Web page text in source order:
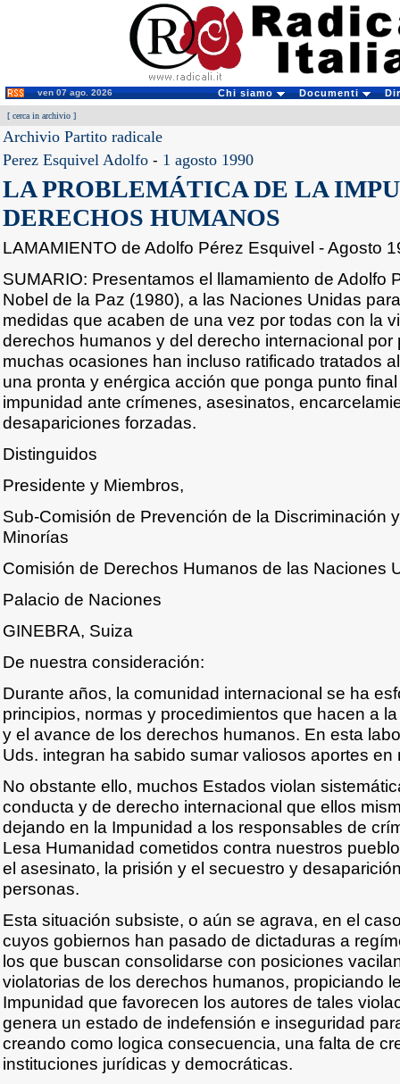
ven 07 ago. 2026 Chi siamo Documenti
[ cerca in archivio ]
Archivio Partito radicale
Perez Esquivel Adolfo - 1 agosto 1990
LA PROBLEMÁTICA DE LA
DERECHOS HUMANOS
LAMAMIENTO de Adolfo Pérez Esquivel - Agosto
SUMARIO: Presentamos el llamamiento de Adolfo
Nobel de la Paz (1980), a las Naciones Unidas
medidas que acaben de una vez por todas con la
derechos humanos y del derecho internacional
muchas ocasiones han incluso ratificado tratados
una pronta y enérgica acción que ponga punto
impunidad ante crímenes, asesinatos,
desapariciones forzadas.
Distinguidos
Presidente y Miembros,
Sub-Comisión de Prevención de la Discriminación
Minorías
Comisión de Derechos Humanos de las Naciones
Palacio de Naciones
GINEBRA, Suiza
De nuestra consideración:
Durante años, la comunidad internacional se ha
principios, normas y procedimientos que hacen a
y el avance de los derechos humanos. En esta
Uds. integran ha sabido sumar valiosos aportes
No obstante ello, muchos Estados violan
conducta y de derecho internacional que ellos
dejando en la Impunidad a los responsables de
Lesa Humanidad cometidos contra nuestros
el asesinato, la prisión y el secuestro y
personas.
Esta situación subsiste, o aún se agrava, en el
cuyos gobiernos han pasado de dictaduras a
los que buscan consolidarse con posiciones
violatorias de los derechos humanos, propiciando
Impunidad que favorecen los autores de tales
genera un estado de indefensión e inseguridad
creando como logica consecuencia, una falta de
instituciones jurídicas y democráticas.